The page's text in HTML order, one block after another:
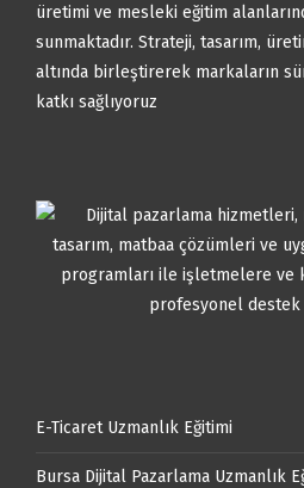
üretimi ve mesleki eğitim
sunmaktadır. Strateji, tasarım,
altında birleştirerek markaların
katkı sağlıyoruz
E-Ticaret Uzmanlık Eğitimi
Bursa Dijital Pazarlama Uzmanlık